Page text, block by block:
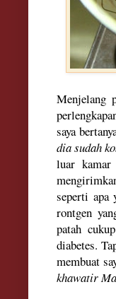
Menjelang
p
saya
dia sudah
luar kamar
seperti apa
rontgen
patah cukup
diabetes.
membuat
khawatir